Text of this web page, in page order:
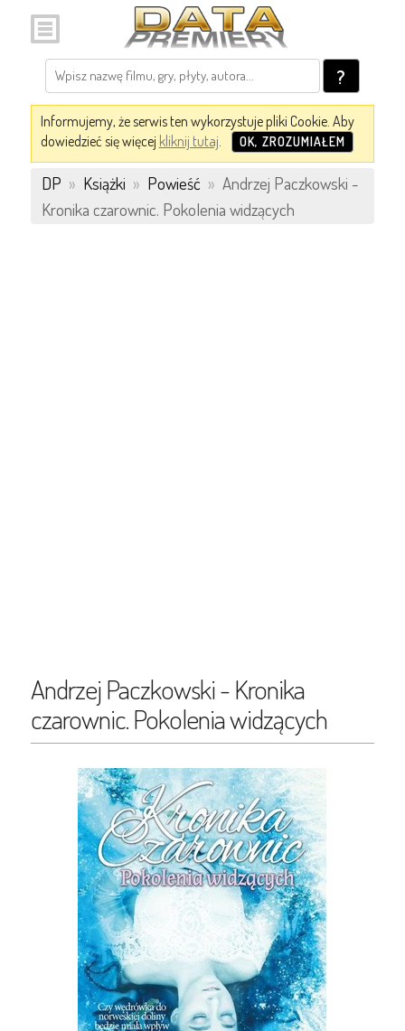
?
Informujemy, że serwis ten wykorzystuje pliki Cookie. Aby
dowiedzieć się więcej kliknij tutaj. OK, ZROZUMIAŁEM
DP » Książki » Powieść » Andrzej Paczkowski -
Kronika czarownic. Pokolenia widzących
Andrzej Paczkowski - Kronika
czarownic. Pokolenia widzących